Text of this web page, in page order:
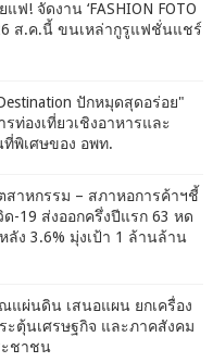
ฟ! จัดงาน ‘FASHION FOTO
26 ส.ค.นี้ ขนเหล่ากูรูแฟชั่นแชร์
ปักหมุดสุดอร่อย"
ท่องเที่ยวเชิงอาหารและ
พิเศษของ อพท.
าหกรรม – สภาหอการค้าฯชี้
-19 ส่งออกครึ่งปีแรก 63 หด
ง 3.6% มุ่งเป้า 1 ล้านล้าน
แผ่นดิน เสนอแผน ยกเครื่อง
ะตุ้นเศรษฐกิจ และภาคสังคม
ะชาชน